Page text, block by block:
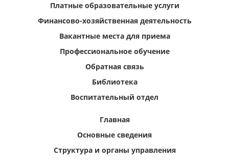
Платные образовательные услуги
Финансово-хозяйственная деятельность
Вакантные места для приема
Профессиональное обучение
Обратная связь
Библиотека
Воспитательный отдел
Главная
Основные сведения
Структура и органы управления